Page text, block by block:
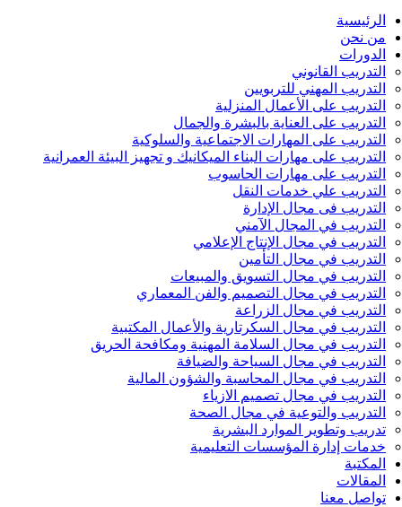
الرئيسية
من نحن
الدورات
التدريب القانوني
التدريب المهني للتربويين
التدريب على الأعمال المنزلية
التدريب على العناية بالبشرة والجمال
التدريب على المهارات الاجتماعية والسلوكية
التدريب على مهارات البناء الميكانيك و تجهيز البيئة العمرانية
التدريب على مهارات الحاسوب
التدريب علي خدمات النقل
التدريب فى مجال الإدارة
التدريب في المجال الآمني
التدريب في مجال الإنتاج الإعلامي
التدريب في مجال التأمين
التدريب في مجال التسويق والمبيعات
التدريب في مجال التصميم والفن المعماري
التدريب في مجال الزراعة
التدريب في مجال السكرتارية والأعمال المكتبية
التدريب في مجال السلامة المهنية ومكافحة الحريق
التدريب في مجال السياحة والضيافة
التدريب في مجال المحاسبة والشؤون المالية
التدريب في مجال تصميم الازياء
التدريب والتوعية في مجال الصحة
تدريب وتطوير الموارد البشرية
خدمات إدارة المؤسسات التعليمية
المكتبة
المقالات
تواصل معنا